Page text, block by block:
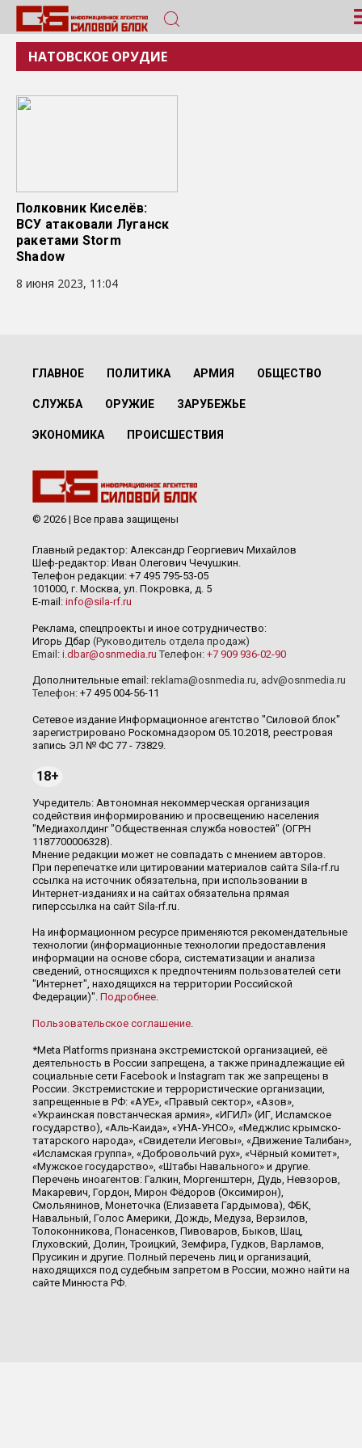
НАТОВСКОЕ ОРУДИЕ
Полковник Киселёв:
ВСУ атаковали Луганск
ракетами Storm
Shadow
8 июня 2023, 11:04
ГЛАВНОЕ ПОЛИТИКА АРМИЯ ОБЩЕСТВО
СЛУЖБА ОРУЖИЕ ЗАРУБЕЖЬЕ
ЭКОНОМИКА ПРОИСШЕСТВИЯ
© 2026 | Все права защищены
Главный редактор: Александр Георгиевич Михайлов
Шеф-редактор: Иван Олегович Чечушкин.
Телефон редакции: +7 495 795-53-05
101000, г. Москва, ул. Покровка, д. 5
E-mail: info@sila-rf.ru
Реклама, спецпроекты и иное сотрудничество:
Игорь Дбар (Руководитель отдела продаж)
Email: i.dbar@osnmedia.ru Телефон: +7 909 936-02-90
Дополнительные email: reklama@osnmedia.ru, adv@osnmedia.ru
Телефон: +7 495 004-56-11
Сетевое издание Информационное агентство "Силовой блок"
зарегистрировано Роскомнадзором 05.10.2018, реестровая
запись ЭЛ № ФС 77 - 73829.
18+
Учредитель: Автономная некоммерческая организация
содействия информированию и просвещению населения
"Медиахолдинг "Общественная служба новостей" (ОГРН
1187700006328).
Мнение редакции может не совпадать с мнением авторов.
При перепечатке или цитировании материалов сайта Sila-rf.ru
ссылка на источник обязательна, при использовании в
Интернет-изданиях и на сайтах обязательна прямая
гиперссылка на сайт Sila-rf.ru.
На информационном ресурсе применяются рекомендательные
технологии (информационные технологии предоставления
информации на основе сбора, систематизации и анализа
сведений, относящихся к предпочтениям пользователей сети
"Интернет", находящихся на территории Российской
Федерации)". Подробнее.
Пользовательское соглашение.
*Meta Platforms признана экстремистской организацией, её
деятельность в России запрещена, а также принадлежащие ей
социальные сети Facebook и Instagram так же запрещены в
России. Экстремистские и террористические организации,
запрещенные в РФ: «АУЕ», «Правый сектор», «Азов»,
«Украинская повстанческая армия», «ИГИЛ» (ИГ, Исламское
государство), «Аль-Каида», «УНА-УНСО», «Меджлис крымско-
татарского народа», «Свидетели Иеговы», «Движение Талибан»,
«Исламская группа», «Добровольчий рух», «Чёрный комитет»,
«Мужское государство», «Штабы Навального» и другие.
Перечень иноагентов: Галкин, Моргенштерн, Дудь, Невзоров,
Макаревич, Гордон, Мирон Фёдоров (Оксимирон),
Смольянинов, Монеточка (Елизавета Гардымова), ФБК,
Навальный, Голос Америки, Дождь, Медуза, Верзилов,
Толоконникова, Понасенков, Пивоваров, Быков, Шац,
Глуховский, Долин, Троицкий, Земфира, Гудков, Варламов,
Прусикин и другие. Полный перечень лиц и организаций,
находящихся под судебным запретом в России, можно найти на
сайте Минюста РФ.